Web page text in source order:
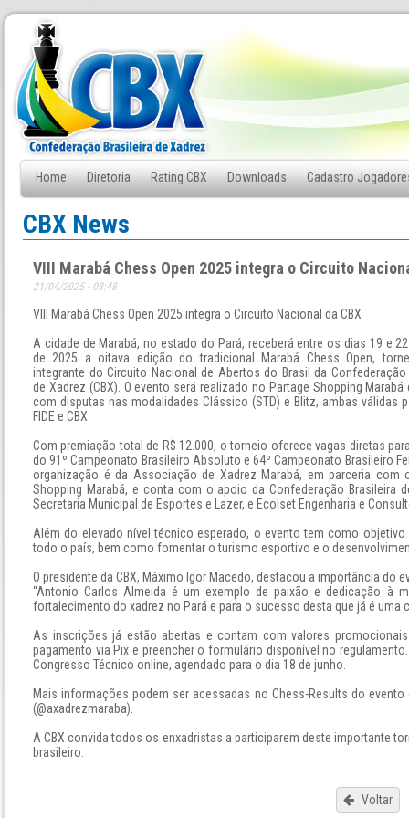
Home Diretoria Rating CBX Downloads Cadastro
Fale Conosco
CBX News
VIII Marabá Chess Open 2025 integra o Circuito
21/04/2025 - 08:48
VIII Marabá Chess Open 2025 integra o Circuito Nacional da CBX
A cidade de Marabá, no estado do Pará, receberá entre os dias 19 e
de 2025 a oitava edição do tradicional Marabá Chess Open,
integrante do Circuito Nacional de Abertos do Brasil da Confederação
de Xadrez (CBX). O evento será realizado no Partage Shopping Marabá
com disputas nas modalidades Clássico (STD) e Blitz, ambas válidas
FIDE e CBX.
Com premiação total de R$ 12.000, o torneio oferece vagas diretas
do 91º Campeonato Brasileiro Absoluto e 64º Campeonato Brasileiro
organização é da Associação de Xadrez Marabá, em parceria com
Shopping Marabá, e conta com o apoio da Confederação Brasileira
Secretaria Municipal de Esportes e Lazer, e Ecolset Engenharia e
Além do elevado nível técnico esperado, o evento tem como
todo o país, bem como fomentar o turismo esportivo e o
O presidente da CBX, Máximo Igor Macedo, destacou a importância do
“Antonio Carlos Almeida é um exemplo de paixão e dedicação à
fortalecimento do xadrez no Pará e para o sucesso desta que já é uma
As inscrições já estão abertas e contam com valores
pagamento via Pix e preencher o formulário disponível no
Congresso Técnico online, agendado para o dia 18 de junho.
Mais informações podem ser acessadas no Chess-Results do
(@axadrezmaraba).
A CBX convida todos os enxadristas a participarem deste importante
brasileiro.
Voltar